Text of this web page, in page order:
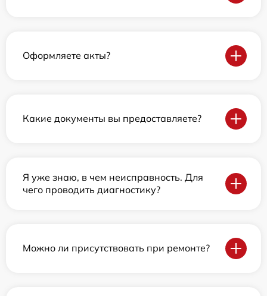
Оформляете акты?
Какие документы вы предоставляете?
Я уже знаю, в чем неисправность. Для
чего проводить диагностику?
Можно ли присутствовать при ремонте?